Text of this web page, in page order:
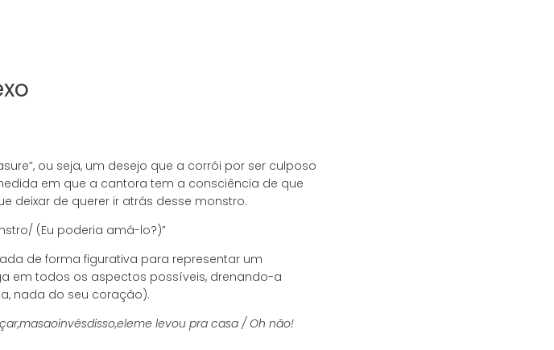
ou seja, um desejo que a corrói por ser culposo
em que a cantora tem a consciência de que
deixar de querer ir atrás desse monstro.
(Eu poderia amá-lo?)”
de forma figurativa para representar um
em todos os aspectos possíveis, drenando-a
nada do seu coração).
masaoinvésdisso,eleme levou pra casa / Oh não!